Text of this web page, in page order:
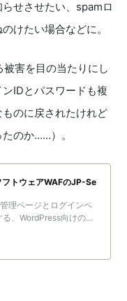
せさせたい、spamロ
けたい場合などに。
害を目の当たりにし
IDとパスワードも複
のに戻されたけれど
のか……）。
トウェアWAFのJP-Se
理ページとログインペ
、WordPress向けのシ